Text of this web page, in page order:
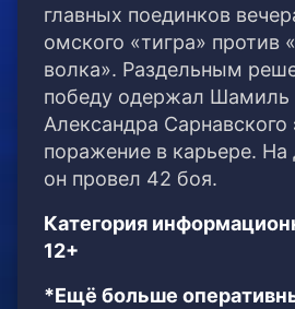
главных поединков
омского «тигра» против
волка». Раздельным
победу одержал Шамиль
Александра Сарнавского
поражение в карьере.
он провел 42 боя.
Категория
12+
*Ещё больше